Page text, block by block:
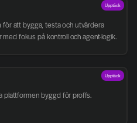
för att bygga, testa och utvärdera
fokus på kontroll och agent-logik.
Upptäck
plattformen byggd för proffs.
Upptäck